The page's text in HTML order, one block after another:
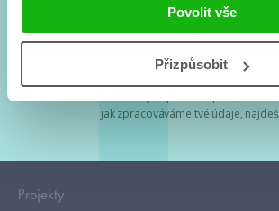
Povolit vše
Přizpůsobit
Tvá e-mailová adresa je u nás v bezpečí. Přečti si
jak zpracováváme tvé údaje, najdeš
Projekty